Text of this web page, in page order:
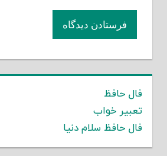
فال حافظ
تعبیر خواب
فال حافظ سلام دنیا